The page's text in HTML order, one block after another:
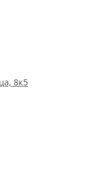
8к5